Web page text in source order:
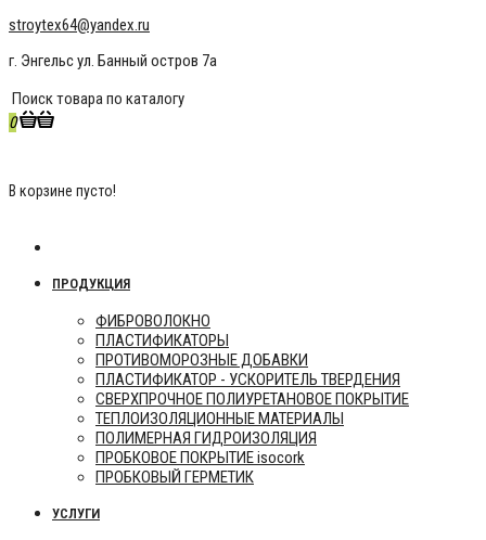
stroytex64@yandex.ru
г. Энгельс ул. Банный остров 7а
0
В корзине пусто!
ПРОДУКЦИЯ
ФИБРОВОЛОКНО
ПЛАСТИФИКАТОРЫ
ПРОТИВОМОРОЗНЫЕ ДОБАВКИ
ПЛАСТИФИКАТОР - УСКОРИТЕЛЬ ТВЕРДЕНИЯ
СВЕРХПРОЧНОЕ ПОЛИУРЕТАНОВОЕ ПОКРЫТИЕ
ТЕПЛОИЗОЛЯЦИОННЫЕ МАТЕРИАЛЫ
ПОЛИМЕРНАЯ ГИДРОИЗОЛЯЦИЯ
ПРОБКОВОЕ ПОКРЫТИЕ isocork
ПРОБКОВЫЙ ГЕРМЕТИК
УСЛУГИ